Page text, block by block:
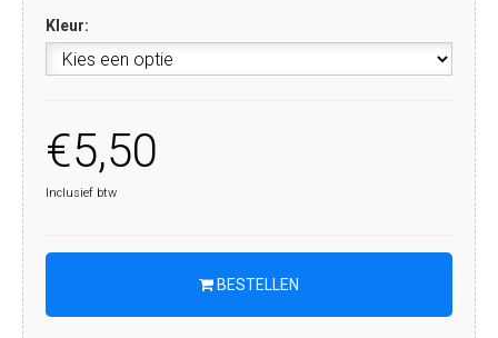
Kleur:
€5,50
Inclusief btw
 BESTELLEN